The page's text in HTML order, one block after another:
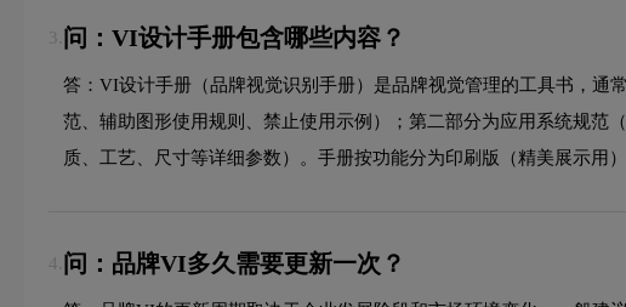
3. 问：VI设计手册包含哪些内容？
答：VI设计手册（品牌视觉识别手册）是品牌视觉管理的工具书，通
范、辅助图形使用规则、禁止使用示例）；第二部分为应用系统规范
质、工艺、尺寸等详细参数）。手册按功能分为印刷版（精美展示用
4. 问：品牌VI多久需要更新一次？